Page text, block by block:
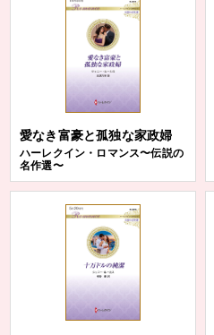
愛なき富豪と孤独な家政婦
ハーレクイン・ロマンス〜伝説の
名作選〜